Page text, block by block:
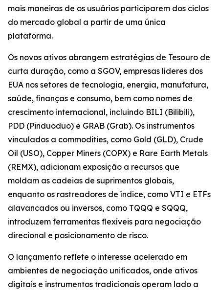
mais maneiras de os usuários participarem dos ciclos
do mercado global a partir de uma única
plataforma.
Os novos ativos abrangem estratégias de Tesouro de
curta duração, como a SGOV, empresas líderes dos
EUA nos setores de tecnologia, energia, manufatura,
saúde, finanças e consumo, bem como nomes de
crescimento internacional, incluindo BILI (Bilibili),
PDD (Pinduoduo) e GRAB (Grab). Os instrumentos
vinculados a commodities, como Gold (GLD), Crude
Oil (USO), Copper Miners (COPX) e Rare Earth Metals
(REMX), adicionam exposição a recursos que
moldam as cadeias de suprimentos globais,
enquanto os rastreadores de índice, como VTI e ETFs
alavancados ou inversos, como TQQQ e SQQQ,
introduzem ferramentas flexíveis para negociação
direcional e posicionamento de risco.
O lançamento reflete o interesse acelerado em
ambientes de negociação unificados, onde ativos
digitais e instrumentos tradicionais operam lado a